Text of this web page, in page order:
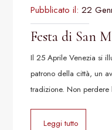
Pubblicato il: 22
Festa di San
Il 25 Aprile Venezia si
patrono della città, un
tradizione. Non
Leggi tutto